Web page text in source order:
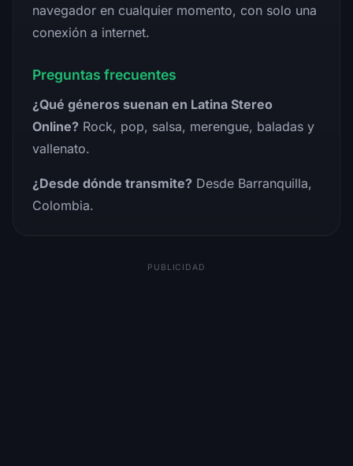
navegador en cualquier momento, con solo una
conexión a internet.
Preguntas frecuentes
¿Qué géneros suenan en Latina Stereo
Online? Rock, pop, salsa, merengue, baladas y
vallenato.
¿Desde dónde transmite? Desde Barranquilla,
Colombia.
PUBLICIDAD